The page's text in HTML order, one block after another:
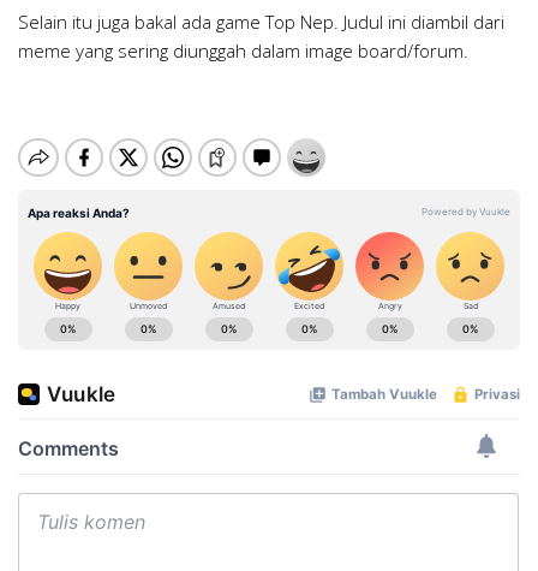
Selain itu juga bakal ada game Top Nep. Judul ini diambil dari
meme yang sering diunggah dalam image board/forum.